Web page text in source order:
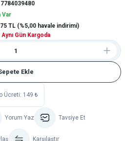
Var
TL (%5,00 havale indirimi)
Gün Kargoda
Ekle
Ücreti: 149 ₺
Yorum Yaz Tavsiye Et
Karşılaştır